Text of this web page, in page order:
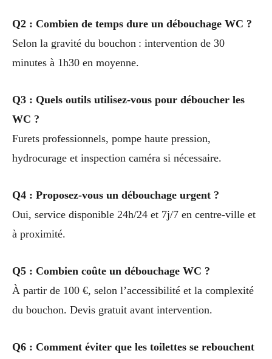
Q2 : Combien de temps dure un débouchage WC ?
Selon la gravité du bouchon : intervention de 30
minutes à 1h30 en moyenne.
Q3 : Quels outils utilisez-vous pour déboucher les
WC ?
Furets professionnels, pompe haute pression,
hydrocurage et inspection caméra si nécessaire.
Q4 : Proposez-vous un débouchage urgent ?
Oui, service disponible 24h/24 et 7j/7 en centre-ville et
à proximité.
Q5 : Combien coûte un débouchage WC ?
À partir de 100 €, selon l’accessibilité et la complexité
du bouchon. Devis gratuit avant intervention.
Q6 : Comment éviter que les toilettes se rebouchent